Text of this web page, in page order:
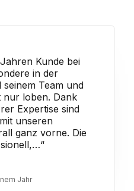
Kunde bei
in der
Team und
nur loben. Dank
Expertise sind
unseren
ganz vorne. Die
Jahr